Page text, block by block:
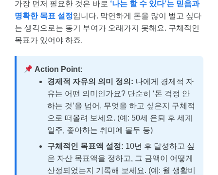
가장 먼저 필요한 것은 바로 ‘나는 할 수 있다’는 믿음과
명확한 목표 설정입니다. 막연하게 돈을 많이 벌고 싶다
는 생각으로는 동기 부여가 오래가지 못해요. 구체적인
목표가 있어야 하죠.
Action Point:
경제적 자유의 의미 정의: 나에게 경제적 자
유는 어떤 의미인가요? 단순히 ‘돈 걱정 안
하는 것’을 넘어, 무엇을 하고 싶은지 구체적
으로 떠올려 보세요. (예: 50세 은퇴 후 세계
일주, 좋아하는 취미에 몰두 등)
구체적인 목표액 설정: 10년 후 달성하고 싶
은 자산 목표액을 정하고, 그 금액이 어떻게
산정되었는지 기록해 보세요. (예: 월 생활비